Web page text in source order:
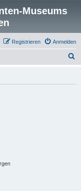
Museums
Anmelden
Registrieren